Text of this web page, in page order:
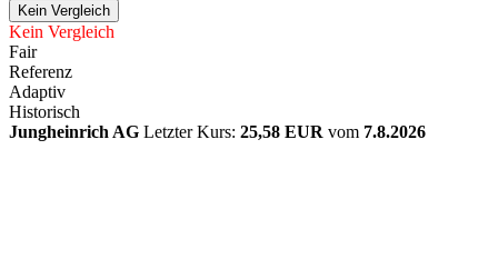
Kein Vergleich
Kein Vergleich
Fair
Referenz
Adaptiv
Historisch
Jungheinrich AG Letzter Kurs: 25,58 EUR vom 7.8.2026